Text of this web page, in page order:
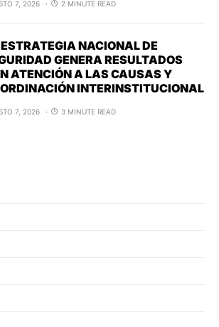
7, 2026 2 MINUTE READ
NACIONAL DE
GENERA RESULTADOS
ATENCIÓN A LAS CAUSAS Y
INTERINSTITUCIONAL
7, 2026 3 MINUTE READ